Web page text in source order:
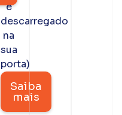
e
descarregado
na
sua
porta)
Saiba
mais